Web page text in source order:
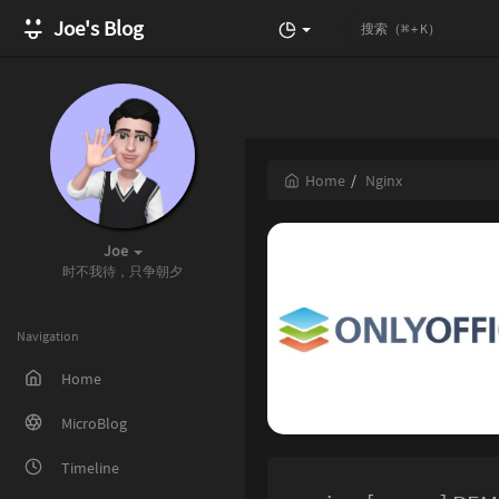
Joe's Blog
Joe
时不我待，只争朝夕
Navigation
Home
MicroBlog
Timeline
Home Nginx